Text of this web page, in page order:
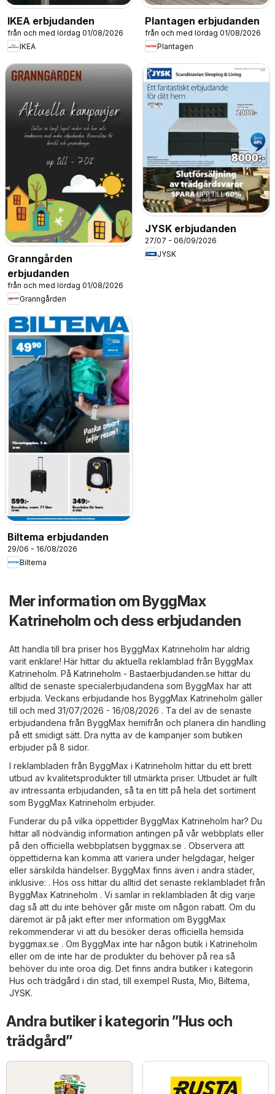
IKEA erbjudanden
från och med lördag 01/08/2026
IKEA
Plantagen erbjudanden
från och med lördag 01/08/2026
Plantagen
Granngården
erbjudanden
från och med lördag 01/08/2026
Granngården
JYSK erbjudanden
27/07 - 06/09/2026
JYSK
Biltema erbjudanden
29/06 - 16/08/2026
Biltema
Mer information om ByggMax
Katrineholm och dess erbjudanden
Att handla till bra priser hos ByggMax Katrineholm har aldrig
varit enklare! Här hittar du aktuella reklamblad från ByggMax
Katrineholm. På Katrineholm - Bastaerbjudanden.se hittar du
alltid de senaste specialerbjudandena som ByggMax har att
erbjuda. Veckans erbjudande hos ByggMax Katrineholm gäller
till och med 31/07/2026 - 16/08/2026 . Ta del av de senaste
erbjudandena från ByggMax hemifrån och planera din handling
på ett smidigt sätt. Dra nytta av de kampanjer som butiken
erbjuder på 8 sidor.
I reklambladen från ByggMax i Katrineholm hittar du ett brett
utbud av kvalitetsprodukter till utmärkta priser. Utbudet är fullt
av intressanta erbjudanden, så ta en titt på hela det sortiment
som ByggMax Katrineholm erbjuder.
Funderar du på vilka öppettider ByggMax Katrineholm har? Du
hittar all nödvändig information antingen på vår webbplats eller
på den officiella webbplatsen byggmax.se . Observera att
öppettiderna kan komma att variera under helgdagar, helger
eller särskilda händelser. ByggMax finns även i andra städer,
inklusive: . Hos oss hittar du alltid det senaste reklambladet från
ByggMax Katrineholm . Vi samlar in reklambladen åt dig varje
dag så att du inte behöver går miste om någon rabatt. Om du
däremot är på jakt efter mer information om ByggMax
rekommenderar vi att du besöker deras officiella hemsida
byggmax.se . Om ByggMax inte har någon butik i Katrineholm
eller om de inte har de produkter du behöver på rea så
behöver du inte oroa dig. Det finns andra butiker i kategorin
Hus och trädgård i din stad, till exempel Rusta Mio Biltema
JYSK.
Andra butiker i kategorin ”Hus och
trädgård”